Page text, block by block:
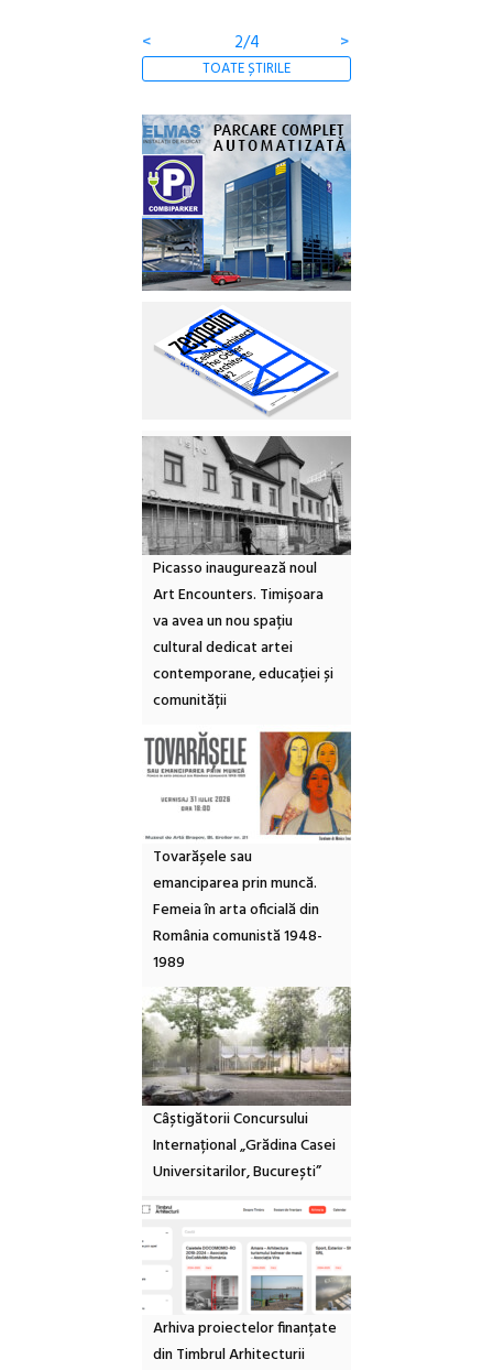
<
2/4 >
TOATE ȘTIRILE
Picasso inaugurează noul
Art Encounters. Timișoara
va avea un nou spațiu
cultural dedicat artei
contemporane, educației și
comunității
Tovarășele sau
emanciparea prin muncă.
Femeia în arta oficială din
România comunistă 1948-
1989
Câștigătorii Concursului
Internațional „Grădina Casei
Universitarilor, București”
Arhiva proiectelor finanțate
din Timbrul Arhitecturii